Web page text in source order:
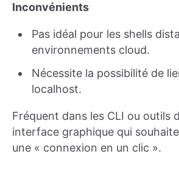
Inconvénients
Pas idéal pour les shells
environnements cloud.
Nécessite la possibilité de
localhost.
Fréquent dans les CLI ou outils
interface graphique qui
une « connexion en un clic ».